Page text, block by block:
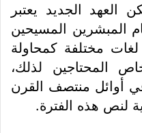
العهد الجديد يعتبر
المبشرين المسيحين
لغات مختلفة كمحاولة
المحتاجين لذلك،
أوائل منتصف القرن
لنص هذه الفترة.